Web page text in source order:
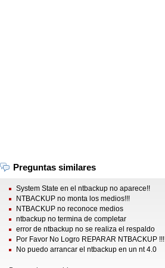
Preguntas similares
System State en el ntbackup no aparece!!
NTBACKUP no monta los medios!!!
NTBACKUP no reconoce medios
ntbackup no termina de completar
error de ntbackup no se realiza el respaldo
Por Favor No Logro REPARAR NTBACKUP !!!
No puedo arrancar el ntbackup en un nt 4.0